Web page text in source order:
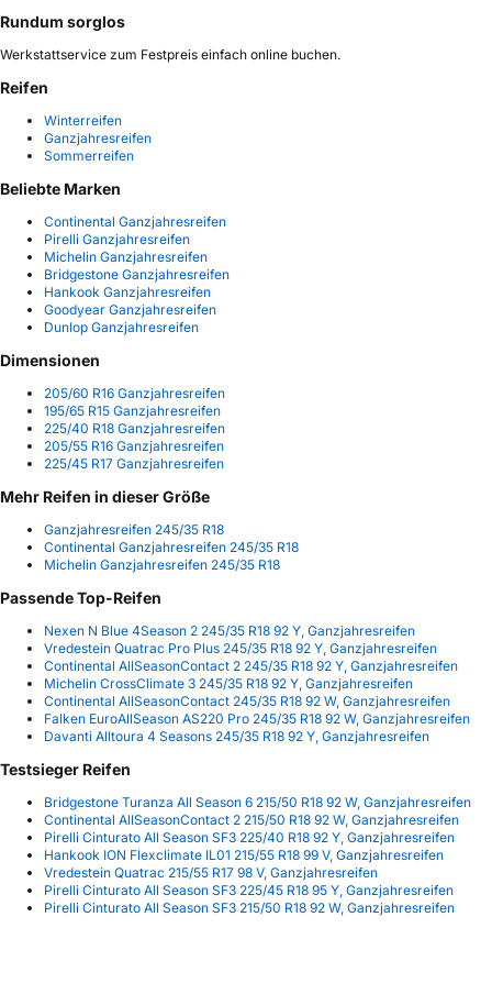
Rundum sorglos
Werkstattservice zum Festpreis einfach online buchen.
Reifen
Winterreifen
Ganzjahresreifen
Sommerreifen
Beliebte Marken
Continental Ganzjahresreifen
Pirelli Ganzjahresreifen
Michelin Ganzjahresreifen
Bridgestone Ganzjahresreifen
Hankook Ganzjahresreifen
Goodyear Ganzjahresreifen
Dunlop Ganzjahresreifen
Dimensionen
205/60 R16 Ganzjahresreifen
195/65 R15 Ganzjahresreifen
225/40 R18 Ganzjahresreifen
205/55 R16 Ganzjahresreifen
225/45 R17 Ganzjahresreifen
Mehr Reifen in dieser Größe
Ganzjahresreifen 245/35 R18
Continental Ganzjahresreifen 245/35 R18
Michelin Ganzjahresreifen 245/35 R18
Passende Top-Reifen
Nexen N Blue 4Season 2 245/35 R18 92 Y, Ganzjahresreifen
Vredestein Quatrac Pro Plus 245/35 R18 92 Y, Ganzjahresreifen
Continental AllSeasonContact 2 245/35 R18 92 Y, Ganzjahresreifen
Michelin CrossClimate 3 245/35 R18 92 Y, Ganzjahresreifen
Continental AllSeasonContact 245/35 R18 92 W, Ganzjahresreifen
Falken EuroAllSeason AS220 Pro 245/35 R18 92 W, Ganzjahresreifen
Davanti Alltoura 4 Seasons 245/35 R18 92 Y, Ganzjahresreifen
Testsieger Reifen
Bridgestone Turanza All Season 6 215/50 R18 92 W, Ganzjahresreifen
Continental AllSeasonContact 2 215/50 R18 92 W, Ganzjahresreifen
Pirelli Cinturato All Season SF3 225/40 R18 92 Y, Ganzjahresreifen
Hankook ION Flexclimate IL01 215/55 R18 99 V, Ganzjahresreifen
Vredestein Quatrac 215/55 R17 98 V, Ganzjahresreifen
Pirelli Cinturato All Season SF3 225/45 R18 95 Y, Ganzjahresreifen
Pirelli Cinturato All Season SF3 215/50 R18 92 W, Ganzjahresreifen